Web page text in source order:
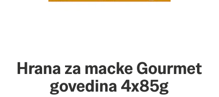
Hrana za macke Gourmet
govedina 4x85g